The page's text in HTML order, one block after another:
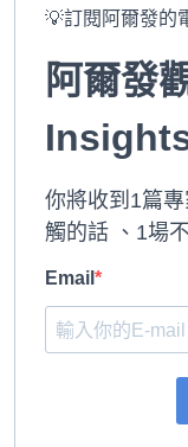
💡訂閱阿爾發的
阿爾發
你將收到1篇
觸的話 、1場
Email